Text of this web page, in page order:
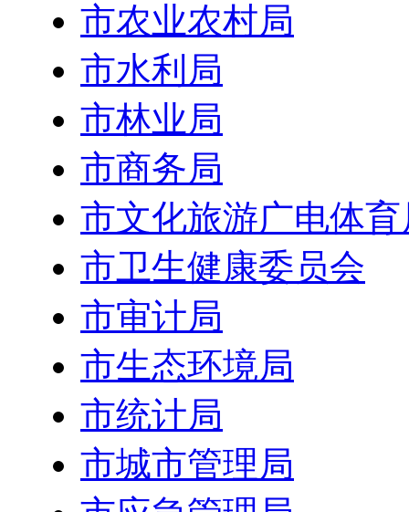
市农业农村局
市水利局
市林业局
市商务局
市文化旅游广电体育
市卫生健康委员会
市审计局
市生态环境局
市统计局
市城市管理局